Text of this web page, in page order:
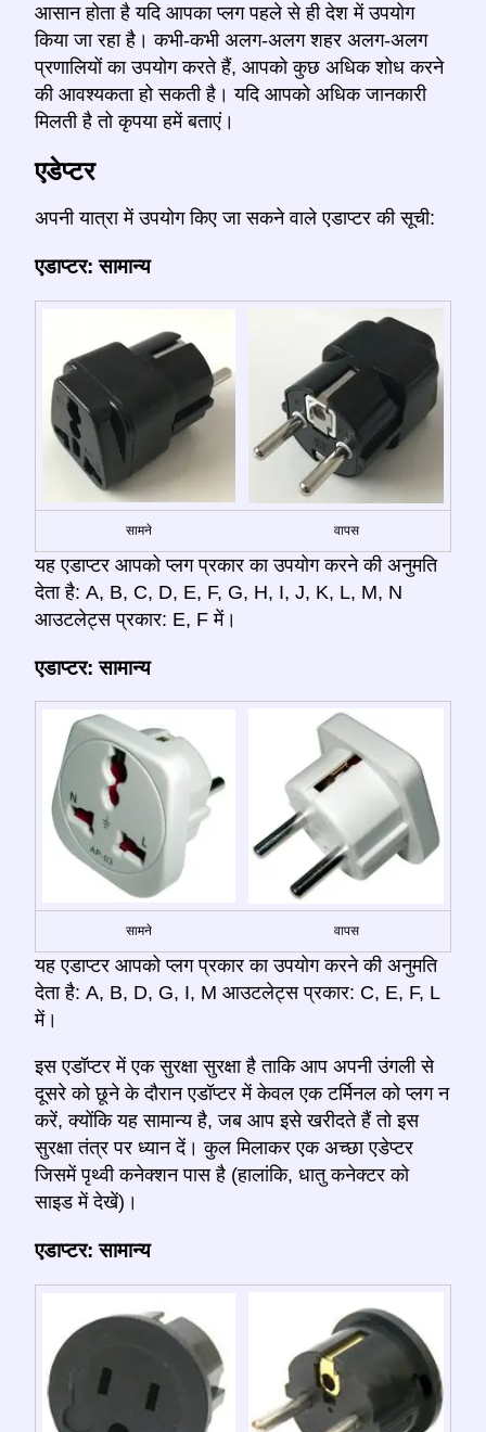
आसान होता है यदि आपका प्लग पहले से ही देश में उपयोग
किया जा रहा है। कभी-कभी अलग-अलग शहर अलग-अलग
प्रणालियों का उपयोग करते हैं, आपको कुछ अधिक शोध करने
की आवश्यकता हो सकती है। यदि आपको अधिक जानकारी
मिलती है तो कृपया हमें बताएं।
एडेप्टर
अपनी यात्रा में उपयोग किए जा सकने वाले एडाप्टर की सूची:
एडाप्टर: सामान्य
सामने वापस
यह एडाप्टर आपको प्लग प्रकार का उपयोग करने की अनुमति
देता है: A, B, C, D, E, F, G, H, I, J, K, L, M, N
आउटलेट्स प्रकार: E, F में।
एडाप्टर: सामान्य
सामने वापस
यह एडाप्टर आपको प्लग प्रकार का उपयोग करने की अनुमति
देता है: A, B, D, G, I, M आउटलेट्स प्रकार: C, E, F, L
में।
इस एडॉप्टर में एक सुरक्षा सुरक्षा है ताकि आप अपनी उंगली से
दूसरे को छूने के दौरान एडॉप्टर में केवल एक टर्मिनल को प्लग न
करें, क्योंकि यह सामान्य है, जब आप इसे खरीदते हैं तो इस
सुरक्षा तंत्र पर ध्यान दें। कुल मिलाकर एक अच्छा एडेप्टर
जिसमें पृथ्वी कनेक्शन पास है (हालांकि, धातु कनेक्टर को
साइड में देखें)।
एडाप्टर: सामान्य